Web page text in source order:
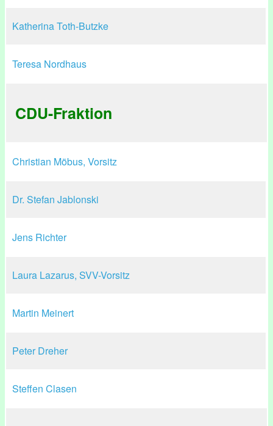
Katherina Toth-Butzke
Teresa Nordhaus
CDU-Fraktion
Christian Möbus, Vorsitz
Dr. Stefan Jablonski
Jens Richter
Laura Lazarus, SVV-Vorsitz
Martin Meinert
Peter Dreher
Steffen Clasen